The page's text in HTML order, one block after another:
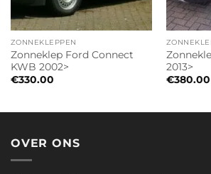
ZONNEKLEPPEN
Zonneklep Ford Connect
KWB 2002>
€330.00
2013>
€380.00
OVER ONS